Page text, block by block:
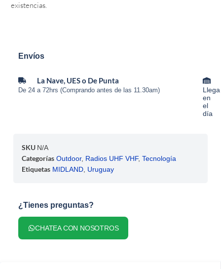
existencias.
Envíos
La Nave, UES o De Punta
De 24 a 72hrs (Comprando antes de las 11.30am)
Llega
en
el
día
SKU N/A
Categorías Outdoor, Radios UHF VHF,Tecnología
Etiquetas MIDLAND Uruguay
¿Tienes preguntas?
CHATEA CON NOSOTROS